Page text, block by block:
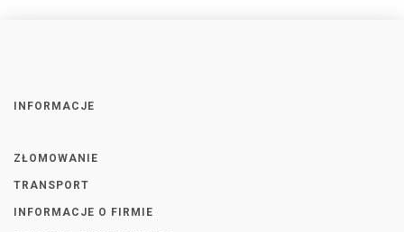
INFORMACJE
ZŁOMOWANIE
TRANSPORT
INFORMACJE O FIRMIE